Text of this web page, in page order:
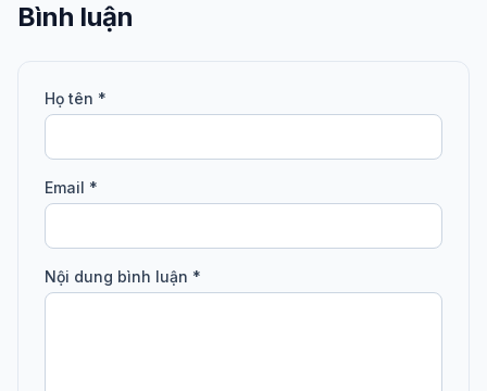
Bình luận
Họ tên *
Email *
Nội dung bình luận *